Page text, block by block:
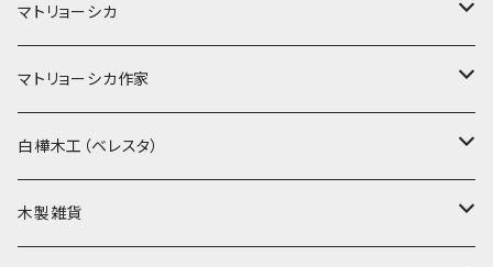
マトリョーシカ
ノン入れ子マトリョーシカ
イコンモチーフ
クリスマス
マトリョーシカ作家
イリーナ・ヴァトゥルーシキナ
タマラ・コリエワ
白樺木工（ベレスタ）
型押しの箱
木製雑貨